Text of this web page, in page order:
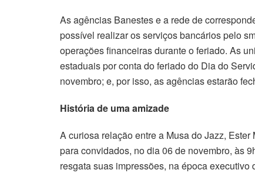
As agências Banestes e a rede de
possível realizar os serviços bancários pelo
operações financeiras durante o feriado. As
estaduais por conta do feriado do Dia do
novembro; e, por isso, as agências estarão
História de uma amizade
A curiosa relação entre a Musa do Jazz,
para convidados, no dia 06 de novembro, às
resgata suas impressões, na época